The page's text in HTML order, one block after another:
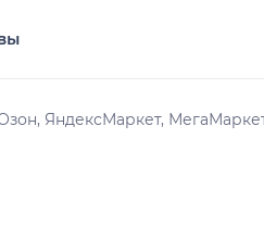
ЯндексМаркет,